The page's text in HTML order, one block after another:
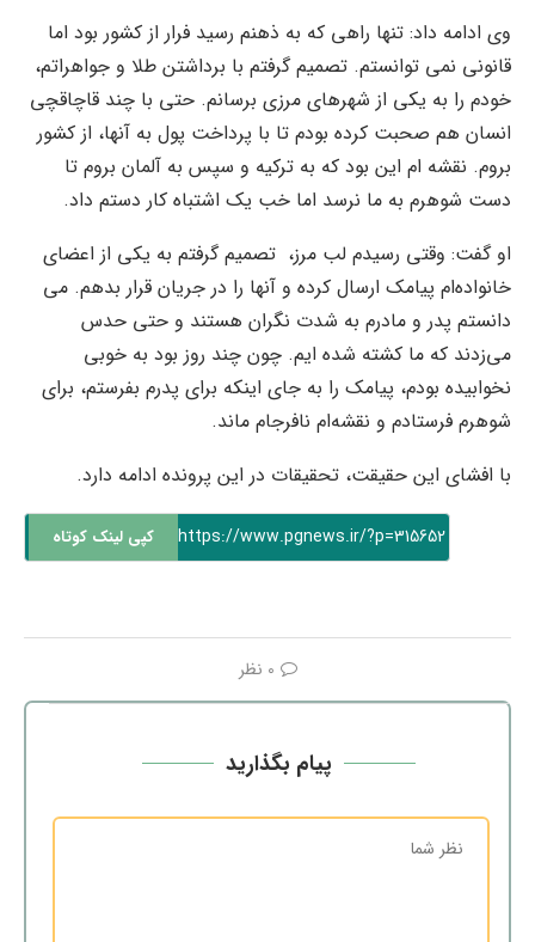
وی ادامه داد: تنها راهی که به ذهنم رسید فرار از کشور بود اما
قانونی نمی توانستم. تصمیم گرفتم با برداشتن طلا و جواهراتم،
خودم را به یکی از شهرهای مرزی برسانم. حتی با چند قاچاقچی
انسان هم صحبت کرده بودم تا با پرداخت پول به آنها، از کشور
بروم. نقشه ام این بود که به ترکیه و سپس به آلمان بروم تا
دست شوهرم به ما نرسد اما خب یک اشتباه کار دستم داد.
او گفت: وقتی رسیدم لب مرز، ‌ تصمیم گرفتم به یکی از اعضای
خانواده‌ام پیامک ارسال کرده و آنها را در جریان قرار بدهم. می
دانستم پدر و مادرم به شدت نگران هستند و حتی حدس
می‌زدند که ما کشته‌ شده ایم. چون چند روز بود به خوبی
نخوابیده بودم، پیامک را به جای اینکه برای پدرم بفرستم، برای
شوهرم فرستادم و نقشه‌ام نافرجام ماند.
با افشای این حقیقت، ‌تحقیقات در این پرونده ادامه دارد.
https://www.pgnews.ir/?p=315652 کپی لینک کوتاه
0 نظر
پیام بگذارید